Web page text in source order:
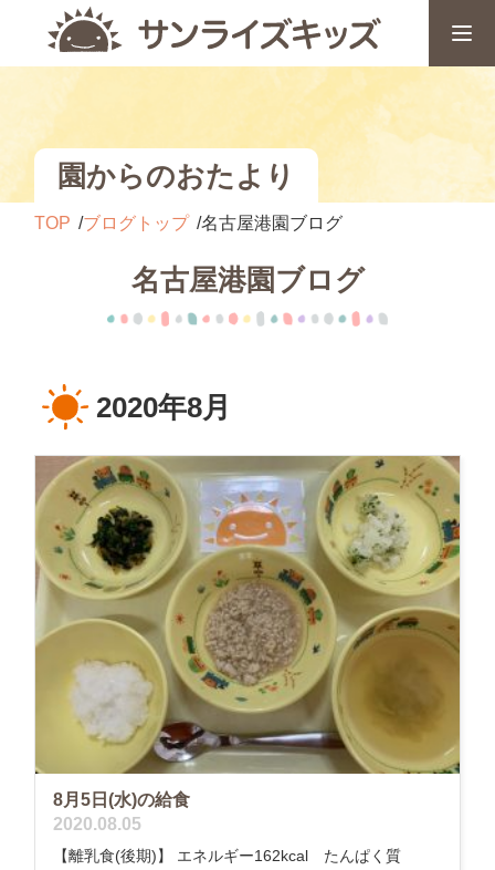
園からのおたより
TOP ブログトップ 名古屋港園ブログ
名古屋港園ブログ
2020年8月
8月5日(水)の給食
2020.08.05
【離乳食(後期)】 エネルギー162kcal たんぱく質